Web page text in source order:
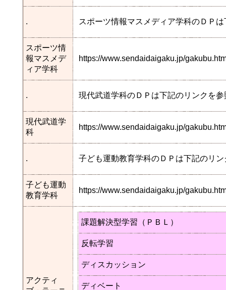
. スポーツ情報マスメディア学科のＤＰ
スポーツ情
報マスメデ
ィア学科
https://www.sendaidaigaku.jp/
. 現代武道学科のＤＰは下記のリンクを
現代武道学
科
https://www.sendaidaigaku.jp/
. 子ども運動教育学科のＤＰは下記のリ
子ども運動
教育学科
https://www.sendaidaigaku.jp/
アクティ
課題解決型学習（ＰＢＬ）
反転学習
ディスカッション
ディベート